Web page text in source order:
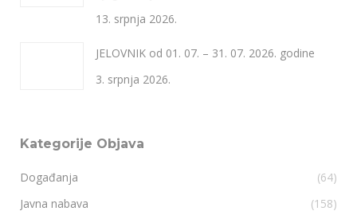
13. srpnja 2026.
JELOVNIK od 01. 07. – 31. 07. 2026. godine
3. srpnja 2026.
Kategorije Objava
Događanja
(64)
Javna nabava
(158)